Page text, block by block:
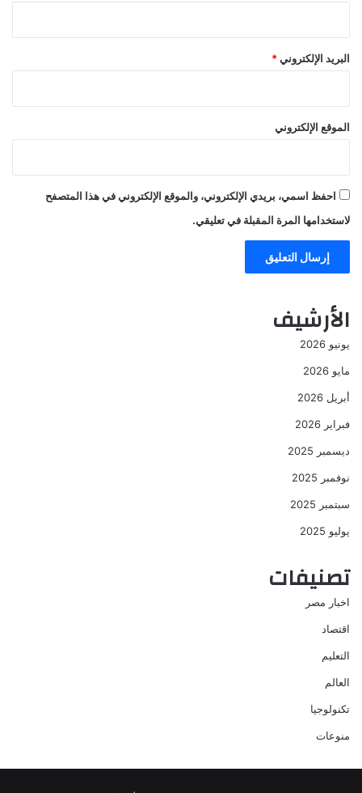
البريد الإلكتروني *
الموقع الإلكتروني
احفظ اسمي، بريدي الإلكتروني، والموقع الإلكتروني في هذا المتصفح
لاستخدامها المرة المقبلة في تعليقي.
الأرشيف
يونيو 2026
مايو 2026
أبريل 2026
فبراير 2026
ديسمبر 2025
نوفمبر 2025
سبتمبر 2025
يوليو 2025
تصنيفات
اخبار مصر
اقتصاد
التعليم
العالم
تكنولوجيا
منوعات